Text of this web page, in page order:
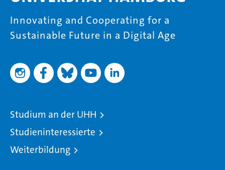
Innovating and Cooperating for a
Sustainable Future in a Digital Age
Studium an der UHH
Studieninteressierte
Weiterbildung